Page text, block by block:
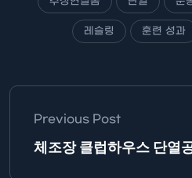
레슬링 훈련 성과
Previous Post
체조장 클럽하우스 단열